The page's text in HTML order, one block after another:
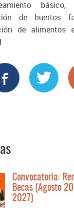
de huertos
de alimentos
Convocatoria:
Becas (Agosto
2027)